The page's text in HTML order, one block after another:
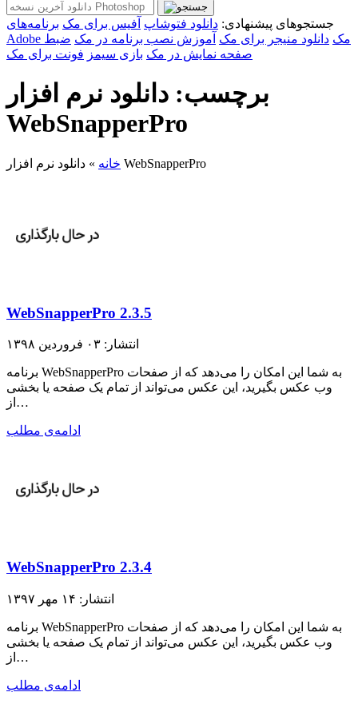
جستجوهای پیشنهادی: دانلود فتوشاپ آفیس برای مک برنامه‌های
Adobe مک دانلود منیجر برای مک آموزش نصب برنامه در مک ضبط
صفحه نمایش در مک بازی سیمز فونت برای مک
برچسب: دانلود نرم افزار
WebSnapperPro
خانه » دانلود نرم افزار WebSnapperPro
WebSnapperPro 2.3.5
انتشار: ۰۳ فروردین ۱۳۹۸
برنامه WebSnapperPro به شما این امکان را می‌دهد که از صفحات
وب عکس بگیرید، این عکس می‌تواند از تمام یک صفحه یا بخشی
از…
ادامه‌ی مطلب
WebSnapperPro 2.3.4
انتشار: ۱۴ مهر ۱۳۹۷
برنامه WebSnapperPro به شما این امکان را می‌دهد که از صفحات
وب عکس بگیرید، این عکس می‌تواند از تمام یک صفحه یا بخشی
از…
ادامه‌ی مطلب